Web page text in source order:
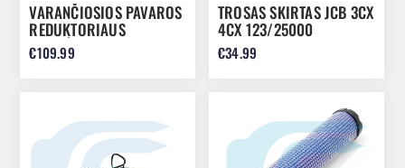
VARANČIOSIOS PAVAROS
REDUKTORIAUS
VELENĖLIS 10/13 76MM
€109.99
TROSAS SKIRTAS JCB 3CX
4CX 123/25000
€34.99